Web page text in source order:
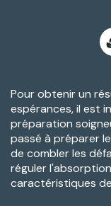
Pour obtenir un
espérances, il est
préparation
passé à préparer
de combler les
réguler
caractéristiques